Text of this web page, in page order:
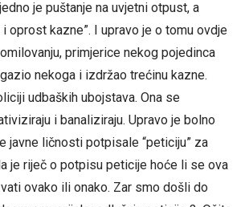
je puštanje na uvjetni otpust, a
oprost kazne”. I upravo je o tomu ovdje
primjerice nekog pojedinca
nekoga i izdržao trećinu kazne.
udbaških ubojstava. Ona se
i banaliziraju. Upravo je bolno
javne ličnosti potpisale “peticiju” za
je riječ o potpisu peticije hoće li se ova
ovako ili onako. Zar smo došli do